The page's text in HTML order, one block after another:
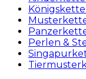
Perlen &